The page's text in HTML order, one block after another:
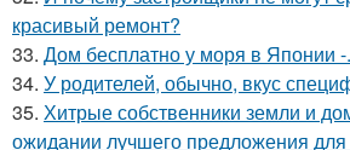
красивый ремонт?
33. Дом бесплатно у моря в Японии -.
34. У родителей, обычно, вкус
35. Хитрые собственники земли и
ожидании лучшего предложения для